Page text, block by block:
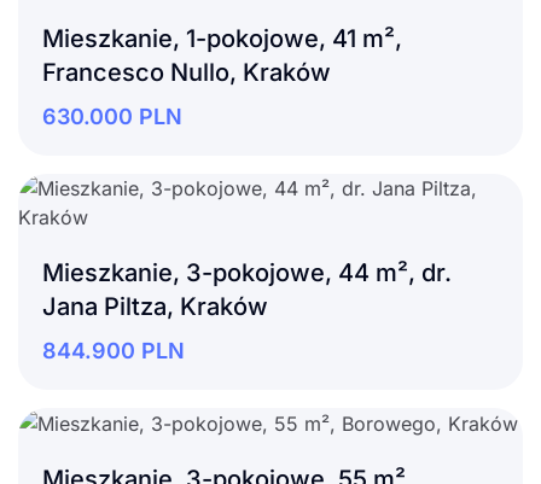
Mieszkanie, 1-pokojowe, 41 m²,
Francesco Nullo, Kraków
630.000 PLN
Mieszkanie, 3-pokojowe, 44 m², dr.
Jana Piltza, Kraków
844.900 PLN